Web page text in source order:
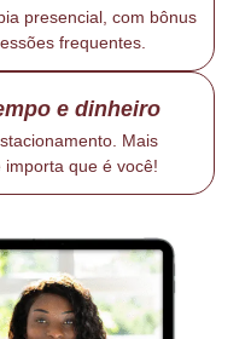
presencial, com bônus
frequentes.
e dinheiro
Mais
que é você!